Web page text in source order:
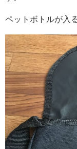
ペットボトルが入